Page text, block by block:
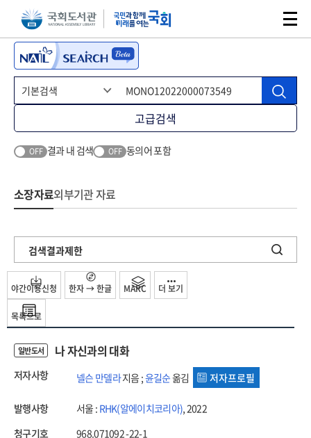
본문 바로가기주메뉴 바로가기
고급검색
OFF 결과 내 검색 OFF 동의어 포함
소장자료외부기관 자료
검색결과제한
목록으로
야간이용신청 한자 → 한글 MARC 더 보기
일반도서 나 자신과의 대화
저자사항 넬슨 만델라지음 ;윤길순옮김 저자프로필
발행사항 서울 : RHK(알에이치코리아), 2022
청구기호
968.071092 -22-1